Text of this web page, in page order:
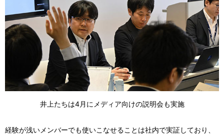
井上たちは4月にメディア向けの説明会も実施
経験が浅いメンバーでも使いこなせることは社内で実証しており、